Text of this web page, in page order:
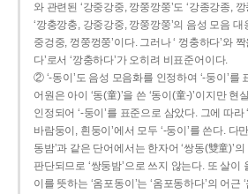
와 관련된 ‘강중강중, 깡쭝깡쭝’도 ‘강종강종,
‘깡충깡충, 강중강중, 깡쭝깡쭝’의 음성 모음 대
중겅중, 껑쭝껑쭝’이다. 그러나 ‘ 껑충하다’와
다’로서 ‘깡충하다’가 오히려 비표준어이다.
② ‘-동이’도 음성 모음화를 인정하여 ‘-둥이’를
어원은 아이 ‘동(童)’을 쓴 ‘동이(童-)’이지만
인정되어 ‘-둥이’를 표준으로 삼았다. 그에 따
바람둥이, 흰둥이’에서 모두 ‘-둥이’를 쓴다. 다
동밤’과 같은 단어에서는 한자어 ‘쌍동(雙童)’
판단되므로 ‘쌍둥밤’으로 쓰지 않는다. 또 살이
이를 뜻하는 ‘옴포동이’는 ‘옴포동하다’의 어근